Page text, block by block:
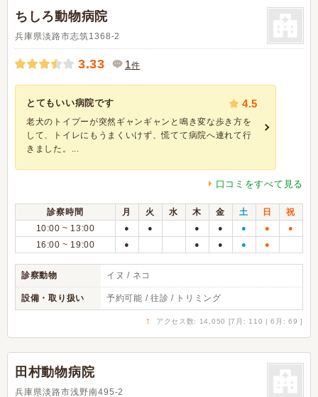
ちしろ動物病院
兵庫県淡路市志筑1368-2
3.33 1件
とてもいい病院です 4.5
老犬のトイプーが突然ギャンギャンと鳴き変な歩き方を
して、トイレにもうまくいけず、慌てて病院へ連れて行
きました。...
口コミをすべて見る
診察時間 月 火 水 木 金 土 日
祝
10:00 ~ 13:00
● ● ● ● ● ● ●
16:00 ~ 19:00 ● ● ● ● ●
診察動物 イヌ / ネコ
設備・取り扱い 予約可能 / 往診 / トリミング
↑ アクセス数: 14,050 [7月: 110 | 6月: 69 ]
田村動物病院
兵庫県淡路市浅野南495-2